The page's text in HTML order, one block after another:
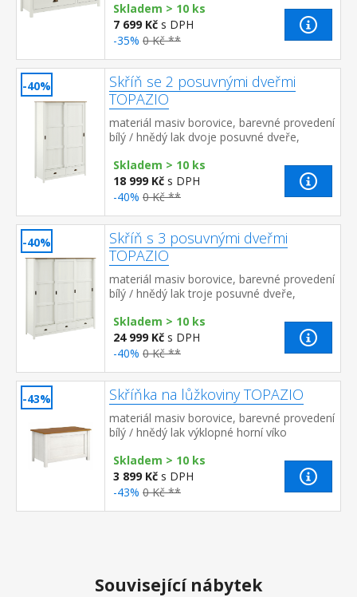
s kovovými úchytka...
Skladem > 10 ks
7 699 Kč s DPH
-35% 0 Kč **
-40%
Skříň se 2 posuvnými dveřmi
TOPAZIO
materiál masiv borovice, barevné provedení
bílý / hnědý lak dvoje posuvné dveře,
kovová šatní tyč a ...
Skladem > 10 ks
18 999 Kč s DPH
-40% 0 Kč **
-40%
Skříň s 3 posuvnými dveřmi
TOPAZIO
materiál masiv borovice, barevné provedení
bílý / hnědý lak troje posuvné dveře,
části kovová šatní...
Skladem > 10 ks
24 999 Kč s DPH
-40% 0 Kč **
-43% Skříňka na lůžkoviny TOPAZIO
materiál masiv borovice, barevné provedení
bílý / hnědý lak výklopné horní víko
Skladem > 10 ks
3 899 Kč s DPH
-43% 0 Kč **
Související nábytek